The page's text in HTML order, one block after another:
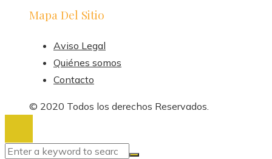
Mapa Del Sitio
Aviso Legal
Quiénes somos
Contacto
© 2020 Todos los derechos Reservados.